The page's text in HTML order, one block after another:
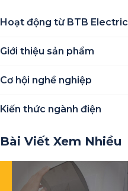
Hoạt động từ BTB Electric
Giới thiệu sản phẩm
Cơ hội nghề nghiệp
Kiến thức ngành điện
Bài Viết Xem Nhiều